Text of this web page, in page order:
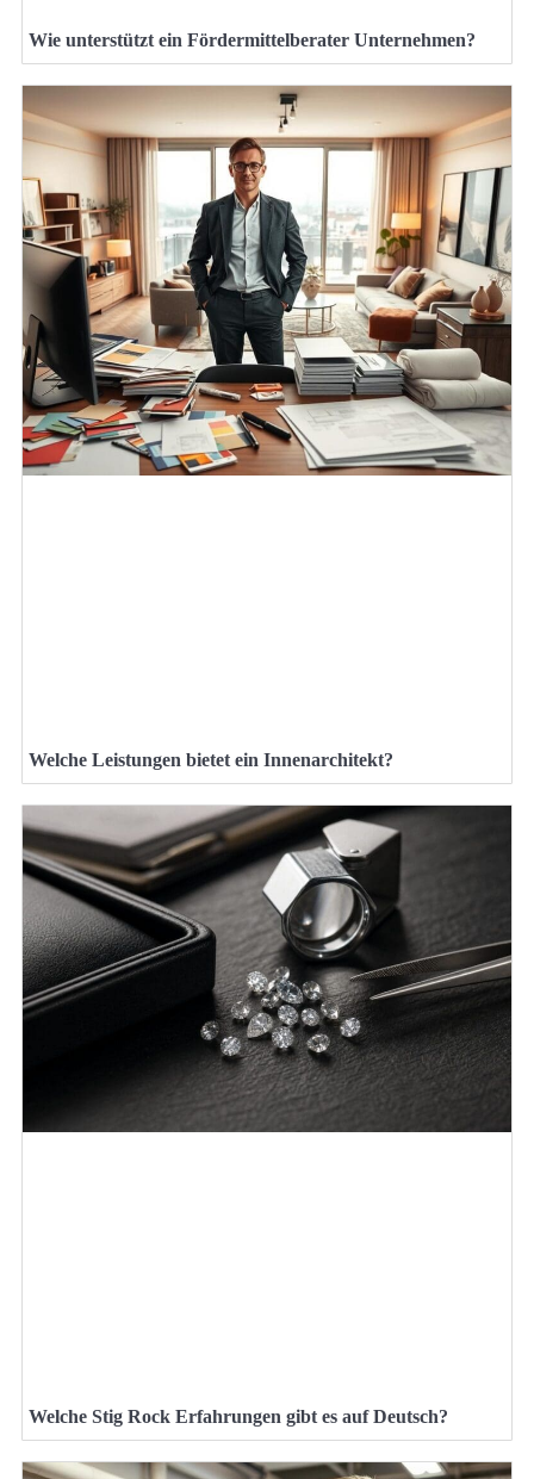
Wie unterstützt ein Fördermittelberater Unternehmen?
Welche Leistungen bietet ein Innenarchitekt?
Welche Stig Rock Erfahrungen gibt es auf Deutsch?